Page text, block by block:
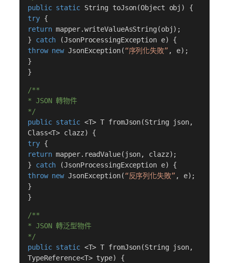
public staticString toJson(Object obj) {
try{
returnmapper.writeValueAsString(obj);
} catch (JsonProcessingException e) {
throw newJsonException(“序列化失敗” , e);
}
}
/**
* JSON 轉物件
*/
public static<T> T fromJson(String json,
Class<T> clazz) {
try{
returnmapper.readValue(json, clazz);
} catch (JsonProcessingException e) {
throw newJsonException(“反序列化失敗” , e);
}
}
/**
* JSON 轉泛型物件
*/
public static<T> T fromJson(String json,
TypeReference<T> type) {